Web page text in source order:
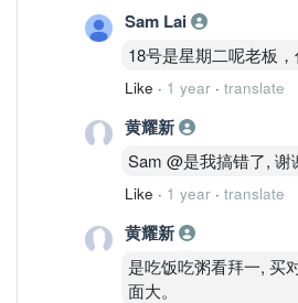
Sam Lai
18号是星期二呢老板，
Like · 1 year · translate
黄耀新
Sam @是我搞错了, 谢
Like · 1 year · translate
黄耀新
是吃饭吃粥看拜一, 买
面大。